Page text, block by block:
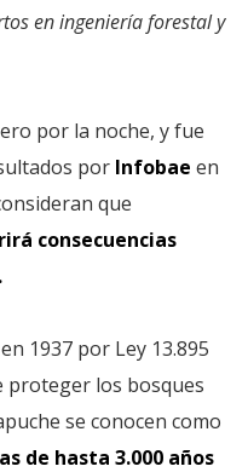
en ingeniería forestal y
por la noche, y fue
por Infobae en
que
consecuencias
1937 por Ley 13.895
proteger los bosques
se conocen como
de hasta 3.000 años